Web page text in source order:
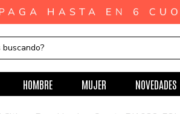
HOMBRE MUJER NOVEDADES